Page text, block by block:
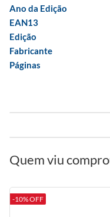
Ano da Edição
EAN13
Edição
Fabricante
Páginas
Quem viu
-10% OFF